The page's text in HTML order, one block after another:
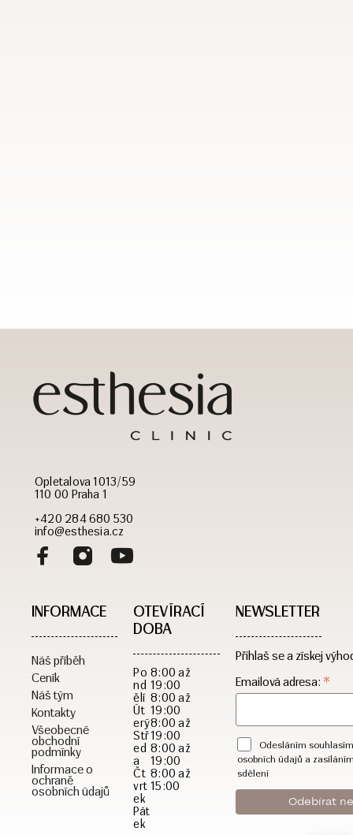
Opletalova 1013/59
110 00 Praha 1
+420 284 680 530
info@esthesia.cz
INFORMACE
Náš příběh
Ceník
Náš tým
Kontakty
Všeobecné
obchodní
podmínky
Informace o
ochraně
osobních údajů
OTEVÍRACÍ
DOBA​
Po
nd
ělí
Út
erý
Stř
ed
a
Čt
vrt
ek
Pát
ek
8:00 až
19:00
8:00 až
19:00
8:00 až
19:00
8:00 až
19:00
8:00 až
15:00
NEWSLETTER
Přihlaš se a získej
Emailová adresa: *
Odesláním
osobních údajů a
sdělení